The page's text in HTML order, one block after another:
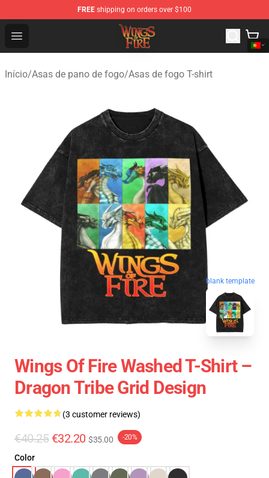
FREE shipping on orders over $100
Open menu
Wings of Fire Shop - Official Wings of Fire Merchandise
Início/Asas de pano de fogo/Asas de fogo T-shirt
blank template
Wings Of Fire Washed T-Shirt –
Dragon Tribe Grid Design
(3 customer reviews)
€40.25 €32.20 $35.00 -20%
Color